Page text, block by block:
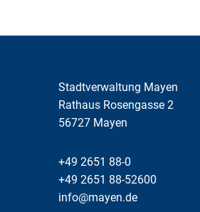
Stadtverwaltung Mayen
Rathaus Rosengasse 2
56727 Mayen
+49 2651 88-0
+49 2651 88-52600
info@mayen.de